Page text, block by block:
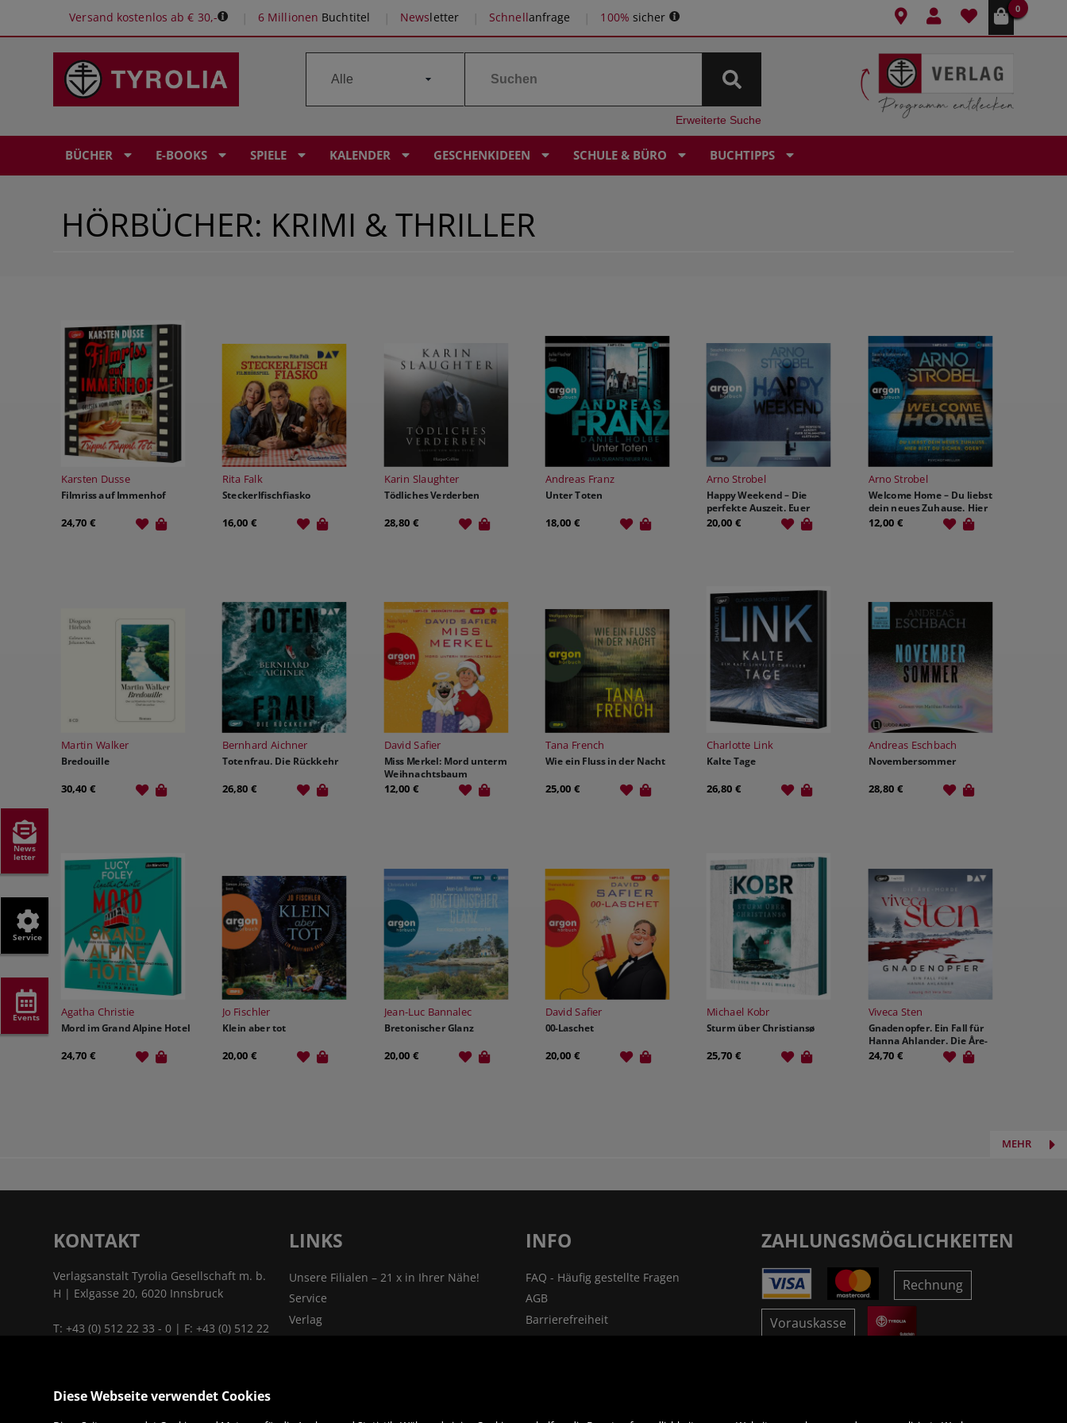
Versand kostenlos ab € 30,- 6 Millionen Buchtitel Newsletter Schnellanfrage 100% sicher
0
Erweiterte Suche
BÜCHER E-BOOKS SPIELE KALENDER GESCHENKIDEEN SCHULE & BÜRO BUCHTIPPS
News
letter
Service
Events
HÖRBÜCHER: KRIMI & THRILLER
Karsten Dusse
Filmriss auf Immenhof
24,70 €
Rita Falk
Steckerlfischfiasko
16,00 €
Karin Slaughter
Tödliches Verderben
28,80 €
Andreas Franz
Unter Toten
18,00 €
Arno Strobel
Happy Weekend – Die
perfekte Auszeit. Euer
schlimmster Albtraum.
20,00 €
Arno Strobel
Welcome Home – Du liebst
dein neues Zuhause. Hier
bist du sicher. Oder?
12,00 €
Martin Walker
Bredouille
30,40 €
Bernhard Aichner
Totenfrau. Die Rückkehr
26,80 €
David Safier
Miss Merkel: Mord unterm
Weihnachtsbaum
12,00 €
Tana French
Wie ein Fluss in der Nacht
25,00 €
Charlotte Link
Kalte Tage
26,80 €
Andreas Eschbach
Novembersommer
28,80 €
Agatha Christie
Mord im Grand Alpine Hotel
24,70 €
Jo Fischler
Klein aber tot
20,00 €
Jean-Luc Bannalec
Bretonischer Glanz
20,00 €
David Safier
00-Laschet
20,00 €
Michael Kobr
Sturm über Christiansø
25,70 €
Viveca Sten
Gnadenopfer. Ein Fall für
Hanna Ahlander. Die Åre-
Morde Band 5
24,70 €
MEHR
KONTAKT
Verlagsanstalt Tyrolia Gesellschaft m. b.
H | Exlgasse 20, 6020 Innsbruck
T:+43 (0) 512 22 33 - 0 | F: +43 (0) 512 22
LINKS
Unsere Filialen – 21 x in Ihrer Nähe!
Service
Verlag
INFO
FAQ - Häufig gestellte Fragen
AGB
Barrierefreiheit
ZAHLUNGSMÖGLICHKEITEN
Rechnung
Vorauskasse
Diese Webseite verwendet Cookies